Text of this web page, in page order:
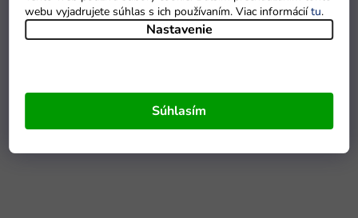
webu vyjadrujete súhlas s ich používaním. Viac informáciítu.
Nastavenie
Súhlasím